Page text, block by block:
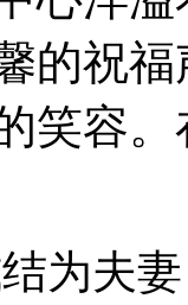
的祝
笑容
为夫